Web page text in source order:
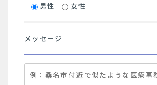
男性 女性
メッセージ